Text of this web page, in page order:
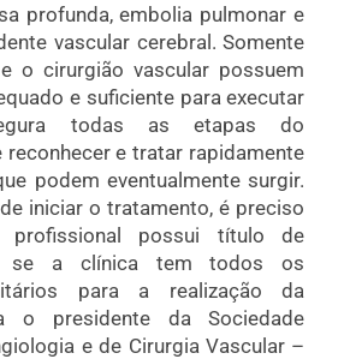
profunda, embolia pulmonar e
vascular cerebral. Somente
o cirurgião vascular possuem
e suficiente para executar
todas as etapas do
e tratar rapidamente
podem eventualmente surgir.
iniciar o tratamento, é preciso
possui título de
se a clínica tem todos os
para a realização da
o presidente da Sociedade
e de Cirurgia Vascular –